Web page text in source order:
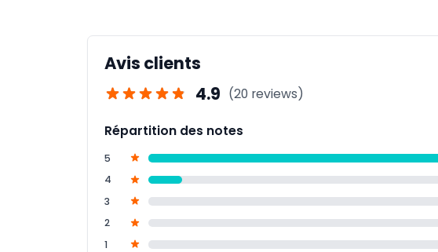
Avis clients
4.9 (20 reviews)
Répartition des notes
5
4
3
2
1